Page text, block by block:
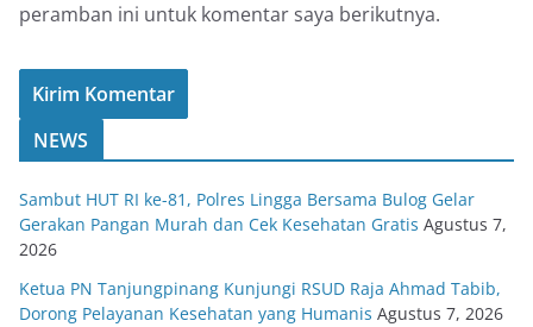
peramban ini untuk komentar saya berikutnya.
NEWS
Sambut HUT RI ke-81, Polres Lingga Bersama Bulog Gelar
Gerakan Pangan Murah dan Cek Kesehatan Gratis Agustus 7,
2026
Ketua PN Tanjungpinang Kunjungi RSUD Raja Ahmad Tabib,
Dorong Pelayanan Kesehatan yang Humanis Agustus 7, 2026